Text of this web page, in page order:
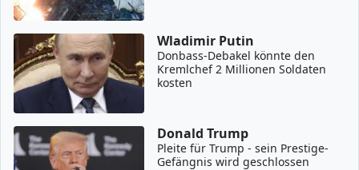
Wladimir Putin
Donbass-Debakel könnte den
Kremlchef 2 Millionen Soldaten
kosten
Donald Trump
Pleite für Trump - sein Prestige-
Gefängnis wird geschlossen